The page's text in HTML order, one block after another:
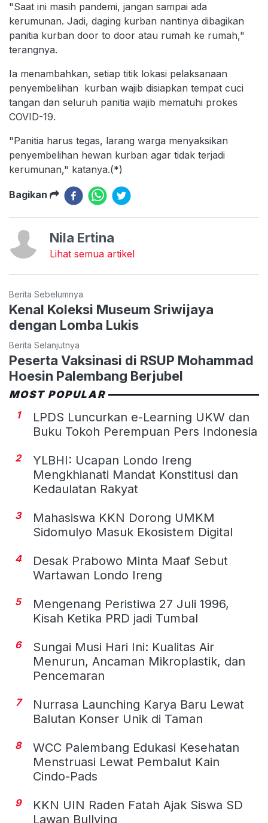
"Saat ini masih pandemi, jangan sampai ada
kerumunan. Jadi, daging kurban nantinya dibagikan
panitia kurban door to door atau rumah ke rumah,"
terangnya.
Ia menambahkan, setiap titik lokasi pelaksanaan
penyembelihan kurban wajib disiapkan tempat cuci
tangan dan seluruh panitia wajib mematuhi prokes
COVID-19.
"Panitia harus tegas, larang warga menyaksikan
penyembelihan hewan kurban agar tidak terjadi
kerumunan," katanya.(*)
Bagikan
Nila Ertina
Lihat semua artikel
Berita Sebelumnya
Kenal Koleksi Museum Sriwijaya
dengan Lomba Lukis
Berita Selanjutnya
Peserta Vaksinasi di RSUP Mohammad
Hoesin Palembang Berjubel
MOST POPULAR
1
LPDS Luncurkan e-Learning UKW dan
Buku Tokoh Perempuan Pers Indonesia
2
YLBHI: Ucapan Londo Ireng
Mengkhianati Mandat Konstitusi dan
Kedaulatan Rakyat
3
Mahasiswa KKN Dorong UMKM
Sidomulyo Masuk Ekosistem Digital
4
Desak Prabowo Minta Maaf Sebut
Wartawan Londo Ireng
5
Mengenang Peristiwa 27 Juli 1996,
Kisah Ketika PRD jadi Tumbal
6
Sungai Musi Hari Ini: Kualitas Air
Menurun, Ancaman Mikroplastik, dan
Pencemaran
7
Nurrasa Launching Karya Baru Lewat
Balutan Konser Unik di Taman
8
WCC Palembang Edukasi Kesehatan
Menstruasi Lewat Pembalut Kain
Cindo-Pads
9
KKN UIN Raden Fatah Ajak Siswa SD
Lawan Bullying